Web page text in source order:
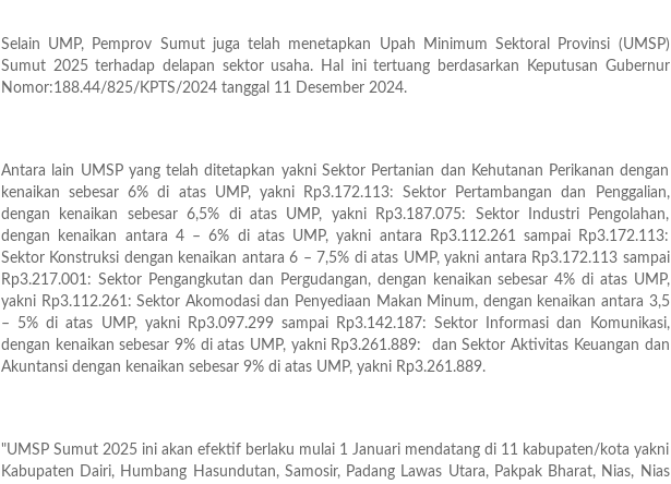
Selain UMP, Pemprov Sumut juga telah menetapkan Upah Minimum Sektoral Provinsi (UMSP)
Sumut 2025 terhadap delapan sektor usaha. Hal ini tertuang berdasarkan Keputusan Gubernur
Nomor:188.44/825/KPTS/2024 tanggal 11 Desember 2024.
Antara lain UMSP yang telah ditetapkan yakni Sektor Pertanian dan Kehutanan Perikanan dengan
kenaikan sebesar 6% di atas UMP, yakni Rp3.172.113: Sektor Pertambangan dan Penggalian,
dengan kenaikan sebesar 6,5% di atas UMP, yakni Rp3.187.075: Sektor Industri Pengolahan,
dengan kenaikan antara 4 – 6% di atas UMP, yakni antara Rp3.112.261 sampai Rp3.172.113:
Sektor Konstruksi dengan kenaikan antara 6 – 7,5% di atas UMP, yakni antara Rp3.172.113 sampai
Rp3.217.001: Sektor Pengangkutan dan Pergudangan, dengan kenaikan sebesar 4% di atas UMP,
yakni Rp3.112.261: Sektor Akomodasi dan Penyediaan Makan Minum, dengan kenaikan antara 3,5
– 5% di atas UMP, yakni Rp3.097.299 sampai Rp3.142.187: Sektor Informasi dan Komunikasi,
dengan kenaikan sebesar 9% di atas UMP, yakni Rp3.261.889: dan Sektor Aktivitas Keuangan dan
Akuntansi dengan kenaikan sebesar 9% di atas UMP, yakni Rp3.261.889.
"UMSP Sumut 2025 ini akan efektif berlaku mulai 1 Januari mendatang di 11 kabupaten/kota yakni
Kabupaten Dairi, Humbang Hasundutan, Samosir, Padang Lawas Utara, Pakpak Bharat, Nias, Nias